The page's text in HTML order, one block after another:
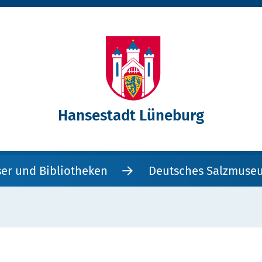
Hansestadt Lüneburg
und Bibliotheken Deutsches